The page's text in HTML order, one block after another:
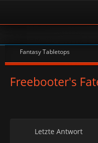
Fantasy Tabletops
Freebooter's
Letzte Antwort